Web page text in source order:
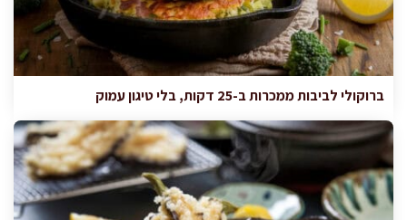
ברוקולי לביבות ממכרות ב-25 דקות, בלי טיגון עמוק